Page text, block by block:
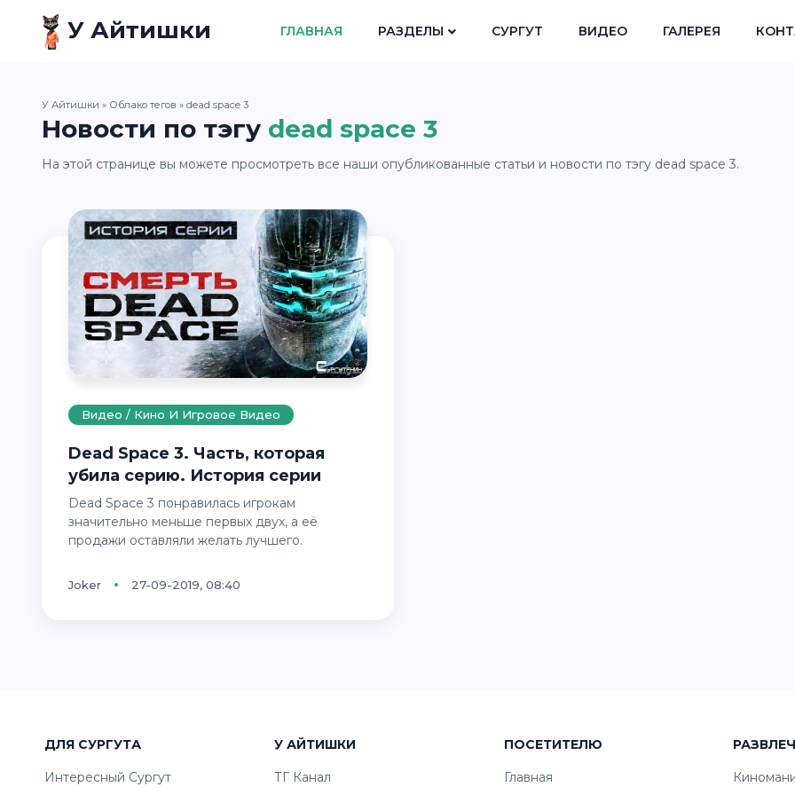
У Айтишки ГЛАВНАЯ РАЗДЕЛЫ СУРГУТ ВИДЕО ГАЛЕРЕЯ
У Айтишки » Облако тегов » dead space 3
Новости по тэгу dead space 3
На этой странице вы можете просмотреть все наши опубликованные статьи и новости по тэгу dead space 3.
Видео / Кино И Игровое Видео
Dead Space 3. Часть, которая
убила серию. История серии
Dead Space 3 понравилась игрокам
значительно меньше первых двух, а её
продажи оставляли желать лучшего.
Joker 27-09-2019, 08:40
ДЛЯ СУРГУТА
Интересный Сургут
У АЙТИШКИ
ТГ Канал
ПОСЕТИТЕЛЮ
Главная